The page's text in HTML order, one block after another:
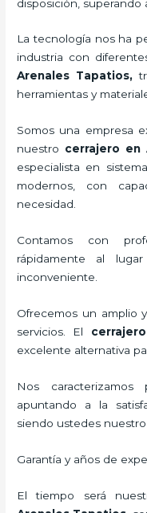
disposición, superando
La tecnología nos ha
industria con
Arenales Tapatios,
herramientas y
Somos una empresa
nuestro cerrajero en
especialista en
modernos, con
necesidad.
Contamos con
rápidamente al
inconveniente.
Ofrecemos un amplio
servicios. El cerrajero
excelente alternativa
Nos
apuntando a la
siendo ustedes
Garantía y años de
El tiempo será